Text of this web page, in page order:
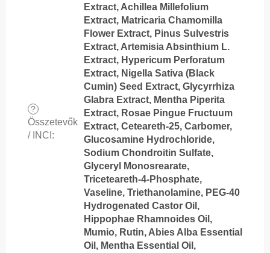
?
Összetevők
/ INCI :
Extract, Achillea Millefolium
Extract, Matricaria Chamomilla
Flower Extract, Pinus Sulvestris
Extract, Artemisia Absinthium L.
Extract, Hypericum Perforatum
Extract, Nigella Sativa (Black
Cumin) Seed Extract, Glycyrrhiza
Glabra Extract, Mentha Piperita
Extract, Rosae Pingue Fructuum
Extract, Ceteareth-25, Carbomer,
Glucosamine Hydrochloride,
Sodium Chondroitin Sulfate,
Glyceryl Monosrearate,
Triceteareth-4-Phosphate,
Vaseline, Triethanolamine, PEG-40
Hydrogenated Castor Oil,
Hippophae Rhamnoides Oil,
Mumio, Rutin, Abies Alba Essential
Oil, Mentha Essential Oil,